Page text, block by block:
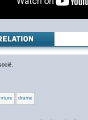
drame